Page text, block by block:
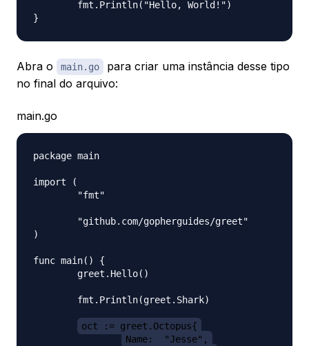
Abra o main.go
para criar uma instância desse tipo
no final do arquivo:
main.go
package main
import (
)
func main() {
oct := greet.Octopus{
Name:  "Jesse",